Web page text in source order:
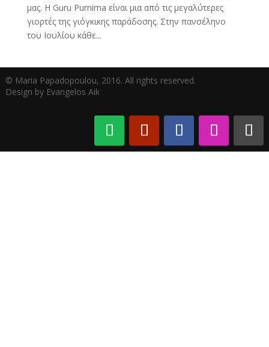
μας. H Guru Purnima είναι μια από τις μεγαλύτερες
γιορτές της γιόγκικης παράδοσης. Στην πανσέληνο
του Ιουλίου κάθε...
© Maria Papadopoulou, 2016. All rights reserved.
Design by Evangelos Aik